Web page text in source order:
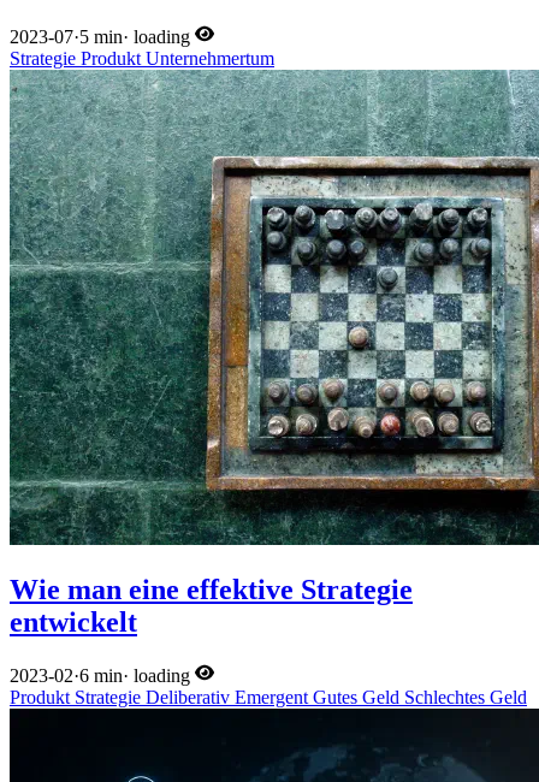
2023-07·5 min· loading
Strategie Produkt Unternehmertum
Wie man eine effektive Strategie
entwickelt
2023-02·6 min· loading
Produkt Strategie Deliberativ Emergent Gutes Geld Schlechtes Geld